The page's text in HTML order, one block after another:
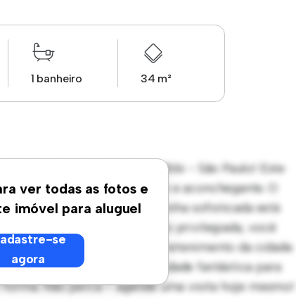
1 banheiro 34 m²
ver todas as fotos e
imóvel para aluguel
se
agora
Jesuíno Arruda - Itaim Bibi - São Paulo! Este
espaço de vida elegante e aconchegante. O
convidados, e a cozinha sofisticada está
Com sua localização privilegiada, você
lojas e locais de entretenimento da cidade.
apartamento é uma oportunidade fantástica para
Não perca – agende uma visita hoje mesmo!